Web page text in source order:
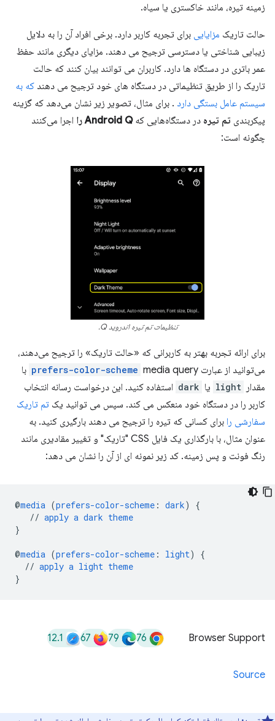
زمینه تیره، مانند خاکستری یا سیاه.
حالت تاریک مزایایی برای تجربه کاربر دارد. برخی افراد آن را به دلایل
زیبایی شناختی یا دسترسی ترجیح می دهند. مزایای دیگری مانند حفظ
عمر باتری در دستگاه ها دارد. کاربران می توانند بیان کنند که حالت
تاریک را از طریق تنظیماتی در دستگاه های خود ترجیح می دهند که به
سیستم عامل بستگی دارد . برای مثال، تصویر زیر نشان می‌دهد که گزینه
پیکربندی تم تیره در دستگاه‌هایی کهAndroid Q را
اجرا می‌کنند
چگونه است:
تنظیمات تم تیره اندروید Q.
برای ارائه تجربه بهتر به کاربرانی که «حالت تاریک» را ترجیح می‌دهند،
می‌توانید از عبارت
prefers-color-scheme media query با
مقدار light یا dark استفاده کنید. این درخواست رسانه انتخاب
کاربر را در دستگاه خود منعکس می کند. سپس می توانید یک تم تاریک
سفارشی را برای کسانی که تیره را ترجیح می دهند بارگیری کنید. به
عنوان مثال، با بارگذاری یک فایل CSS "تاریک" و تغییر مقادیری مانند
رنگ فونت و پس زمینه. کد زیر نمونه ای از آن را نشان می دهد:
@media (prefers-color-scheme : dark)
{
// apply a dark theme
}
@media (prefers-color-scheme : light)
{
// apply a light theme
}
Browser Support
76
79
67
12.1
Source